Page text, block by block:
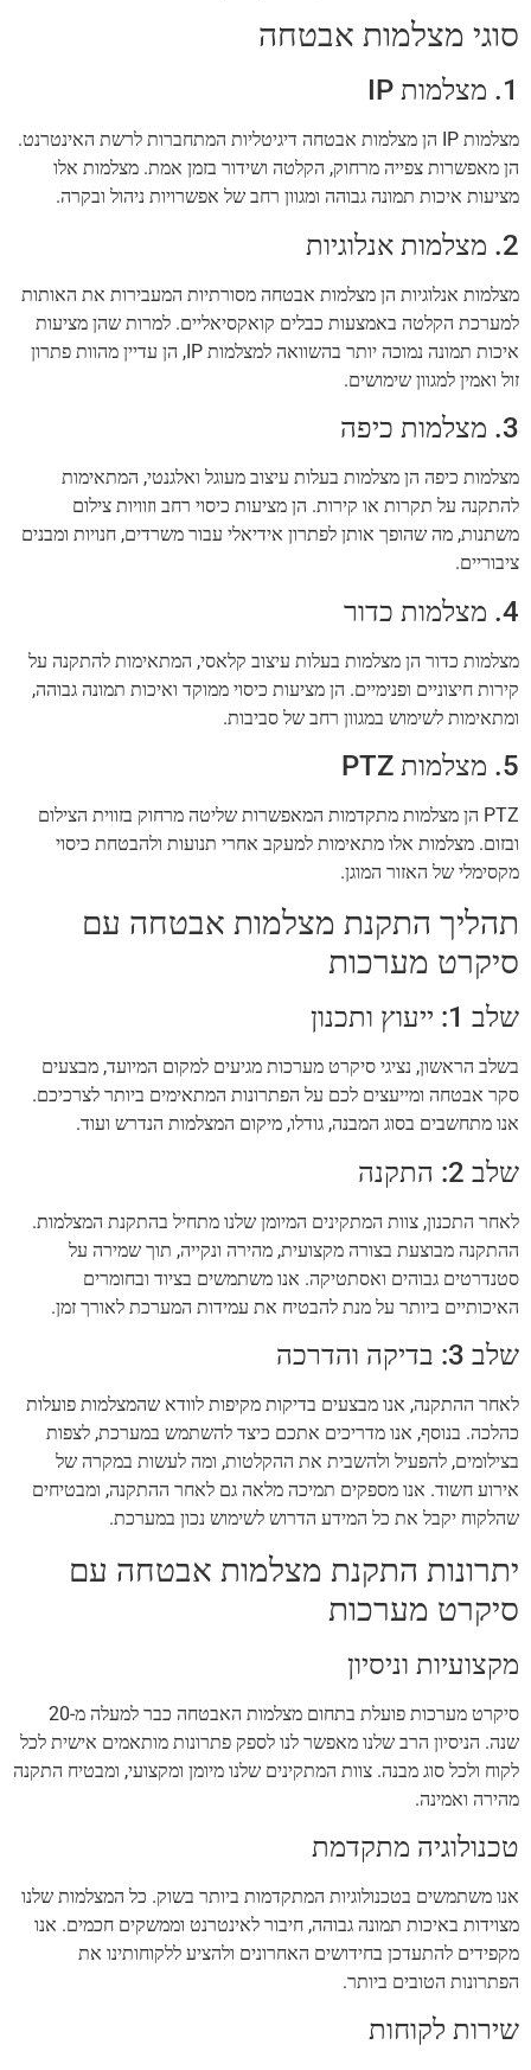
סוגי מצלמות אבטחה
1. מצלמות IP
מצלמות IP הן מצלמות אבטחה דיגיטליות המתחברות לרשת האינטרנט.
הן מאפשרות צפייה מרחוק, הקלטה ושידור בזמן אמת. מצלמות אלו
מציעות איכות תמונה גבוהה ומגוון רחב של אפשרויות ניהול ובקרה.
2. מצלמות אנלוגיות
מצלמות אנלוגיות הן מצלמות אבטחה מסורתיות המעבירות את האותות
למערכת הקלטה באמצעות כבלים קואקסיאליים. למרות שהן מציעות
איכות תמונה נמוכה יותר בהשוואה למצלמות IP, הן עדיין מהוות פתרון
זול ואמין למגוון שימושים.
3. מצלמות כיפה
מצלמות כיפה הן מצלמות בעלות עיצוב מעוגל ואלגנטי, המתאימות
להתקנה על תקרות או קירות. הן מציעות כיסוי רחב וזוויות צילום
משתנות, מה שהופך אותן לפתרון אידיאלי עבור משרדים, חנויות ומבנים
ציבוריים.
4. מצלמות כדור
מצלמות כדור הן מצלמות בעלות עיצוב קלאסי, המתאימות להתקנה על
קירות חיצוניים ופנימיים. הן מציעות כיסוי ממוקד ואיכות תמונה גבוהה,
ומתאימות לשימוש במגוון רחב של סביבות.
5. מצלמות PTZ
PTZ הן מצלמות מתקדמות המאפשרות שליטה מרחוק בזווית הצילום
ובזום. מצלמות אלו מתאימות למעקב אחרי תנועות ולהבטחת כיסוי
מקסימלי של האזור המוגן.
תהליך התקנת מצלמות אבטחה עם
סיקרט מערכות
שלב 1: ייעוץ ותכנון
בשלב הראשון, נציגי סיקרט מערכות מגיעים למקום המיועד, מבצעים
סקר אבטחה ומייעצים לכם על הפתרונות המתאימים ביותר לצרכיכם.
אנו מתחשבים בסוג המבנה, גודלו, מיקום המצלמות הנדרש ועוד.
שלב 2: התקנה
לאחר התכנון, צוות המתקינים המיומן שלנו מתחיל בהתקנת המצלמות.
ההתקנה מבוצעת בצורה מקצועית, מהירה ונקייה, תוך שמירה על
סטנדרטים גבוהים ואסתטיקה. אנו משתמשים בציוד ובחומרים
האיכותיים ביותר על מנת להבטיח את עמידות המערכת לאורך זמן.
שלב 3: בדיקה והדרכה
לאחר ההתקנה, אנו מבצעים בדיקות מקיפות לוודא שהמצלמות פועלות
כהלכה. בנוסף, אנו מדריכים אתכם כיצד להשתמש במערכת, לצפות
בצילומים, להפעיל ולהשבית את ההקלטות, ומה לעשות במקרה של
אירוע חשוד. אנו מספקים תמיכה מלאה גם לאחר ההתקנה, ומבטיחים
שהלקוח יקבל את כל המידע הדרוש לשימוש נכון במערכת.
יתרונות התקנת מצלמות אבטחה עם
סיקרט מערכות
מקצועיות וניסיון
סיקרט מערכות פועלת בתחום מצלמות האבטחה כבר למעלה מ-20
שנה. הניסיון הרב שלנו מאפשר לנו לספק פתרונות מותאמים אישית לכל
לקוח ולכל סוג מבנה. צוות המתקינים שלנו מיומן ומקצועי, ומבטיח התקנה
מהירה ואמינה.
טכנולוגיה מתקדמת
אנו משתמשים בטכנולוגיות המתקדמות ביותר בשוק. כל המצלמות שלנו
מצוידות באיכות תמונה גבוהה, חיבור לאינטרנט וממשקים חכמים. אנו
מקפידים להתעדכן בחידושים האחרונים ולהציע ללקוחותינו את
הפתרונות הטובים ביותר.
שירות לקוחות